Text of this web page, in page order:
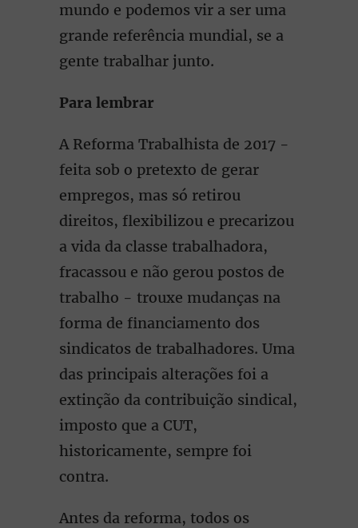
mundo e podemos vir a ser uma
grande referência mundial, se a
gente trabalhar junto.
Para lembrar
A Reforma Trabalhista de 2017 -
feita sob o pretexto de gerar
empregos, mas só retirou
direitos, flexibilizou e precarizou
a vida da classe trabalhadora,
fracassou e não gerou postos de
trabalho - trouxe mudanças na
forma de financiamento dos
sindicatos de trabalhadores. Uma
das principais alterações foi a
extinção da contribuição sindical,
imposto que a CUT,
historicamente, sempre foi
contra.
Antes da reforma, todos os